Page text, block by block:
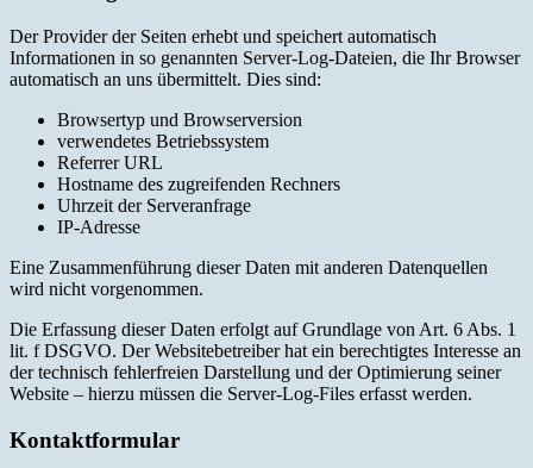
Der Provider der Seiten erhebt und speichert automatisch
Informationen in so genannten Server-Log-Dateien, die Ihr Browser
automatisch an uns übermittelt. Dies sind:
Browsertyp und Browserversion
verwendetes Betriebssystem
Referrer URL
Hostname des zugreifenden Rechners
Uhrzeit der Serveranfrage
IP-Adresse
Eine Zusammenführung dieser Daten mit anderen Datenquellen
wird nicht vorgenommen.
Die Erfassung dieser Daten erfolgt auf Grundlage von Art. 6 Abs. 1
lit. f DSGVO. Der Websitebetreiber hat ein berechtigtes Interesse an
der technisch fehlerfreien Darstellung und der Optimierung seiner
Website – hierzu müssen die Server-Log-Files erfasst werden.
Kontaktformular